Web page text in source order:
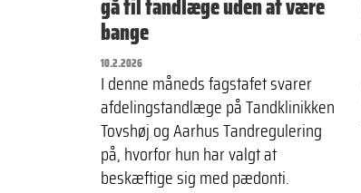
gå til tandlæge uden at være
bange
10.2.2026
I denne måneds fagstafet svarer
afdelingstandlæge på Tandklinikken
Tovshøj og Aarhus Tandregulering
på, hvorfor hun har valgt at
beskæftige sig med pædonti.